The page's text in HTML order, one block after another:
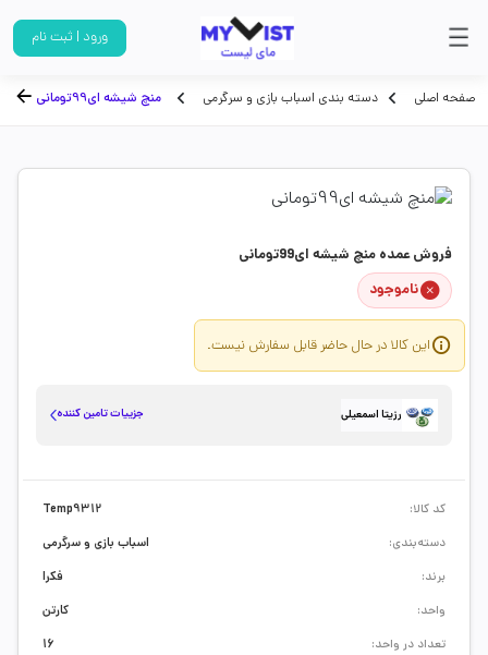
ورود | ثبت نام
صفحه اصلی دسته بندی اسباب بازی و سرگرمی منچ شیشه ای99تومانی
فروش عمده منچ شیشه ای99تومانی
ناموجود
این کالا در حال حاضر قابل سفارش نیست.
رزیتا اسمعیلی جزییات تامین کننده
کد کالا:
Temp9312
دسته‌بندی:
اسباب بازی و سرگرمی
برند:
فکرا
واحد:
کارتن
تعداد در واحد:
16